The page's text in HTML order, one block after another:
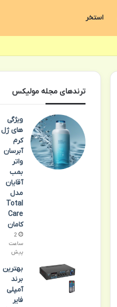
استخر
ترندهای مجله مولیکس
ویژگی
های ژل
کرم
آبرسان
واتر
بمب
آقایان
مدل
Total
Care
کامان
2
ساعت
پیش
بهترین
برند
آمپلی
فایر